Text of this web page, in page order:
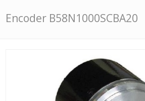
Encoder B58N1000SCBA20